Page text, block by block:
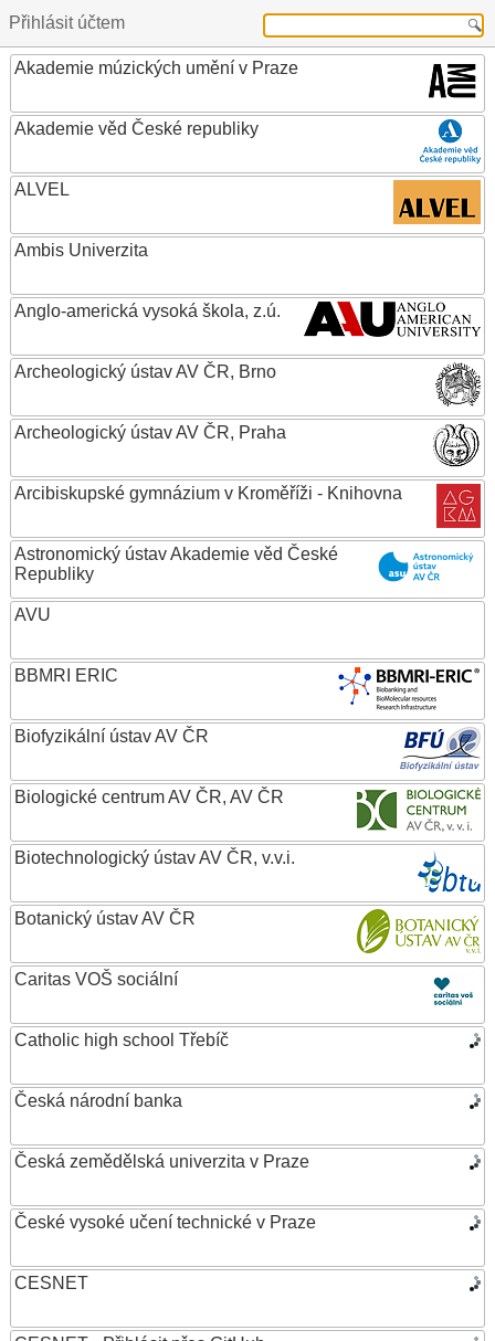
Přihlásit účtem
Akademie múzických umění v Praze
Akademie věd České republiky
ALVEL
Ambis Univerzita
Anglo-americká vysoká škola, z.ú.
Archeologický ústav AV ČR, Brno
Archeologický ústav AV ČR, Praha
Arcibiskupské gymnázium v Kroměříži - Knihovna
Astronomický ústav Akademie věd České
Republiky
AVU
BBMRI ERIC
Biofyzikální ústav AV ČR
Biologické centrum AV ČR, AV ČR
Biotechnologický ústav AV ČR, v.v.i.
Botanický ústav AV ČR
Caritas VOŠ sociální
Catholic high school Třebíč
Česká národní banka
Česká zemědělská univerzita v Praze
České vysoké učení technické v Praze
CESNET